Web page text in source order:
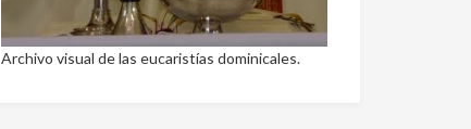
Archivo visual de las eucaristías dominicales.